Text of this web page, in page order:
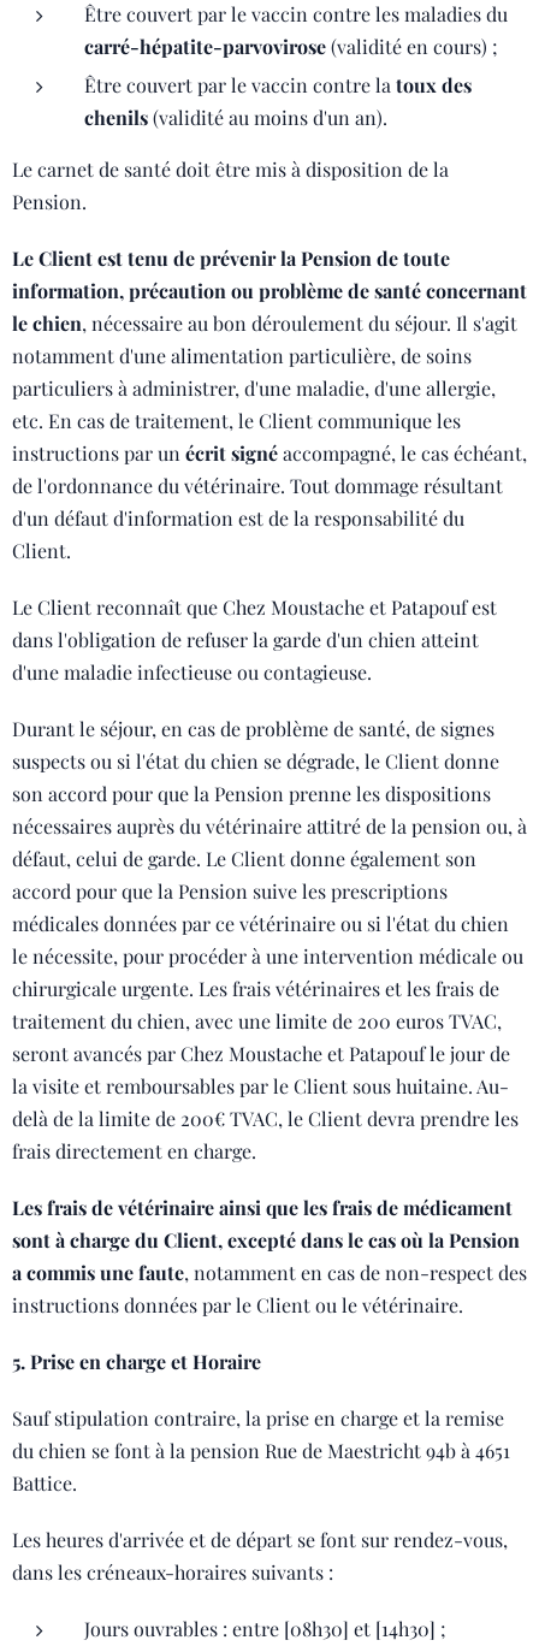
Être couvert par le vaccin contre les maladies du
carré-hépatite-parvovirose(validité en cours) ;
Être couvert par le vaccin contre la toux des
chenils(validité au moins d'un an).
Le carnet de santé doit être mis à disposition de la
Pension.
Le Client est tenu de prévenir la Pension de toute
information, précaution ou problème de santé concernant
le chien, nécessaire au bon déroulement du séjour. Il s'agit
notamment d'une alimentation particulière, de soins
particuliers à administrer, d'une maladie, d'une allergie,
etc. En cas de traitement, le Client communique les
instructions par un écrit signéaccompagné, le cas échéant,
de l'ordonnance du vétérinaire. Tout dommage résultant
d'un défaut d'information est de la responsabilité du
Client.
Le Client reconnaît que Chez Moustache et Patapouf est
dans l'obligation de refuser la garde d'un chien atteint
d'une maladie infectieuse ou contagieuse.
Durant le séjour, en cas de problème de santé, de signes
suspects ou si l'état du chien se dégrade, le Client donne
son accord pour que la Pension prenne les dispositions
nécessaires auprès du vétérinaire attitré de la pension ou, à
défaut, celui de garde. Le Client donne également son
accord pour que la Pension suive les prescriptions
médicales données par ce vétérinaire ou si l'état du chien
le nécessite, pour procéder à une intervention médicale ou
chirurgicale urgente. Les frais vétérinaires et les frais de
traitement du chien, avec une limite de 200 euros TVAC,
seront avancés par Chez Moustache et Patapouf le jour de
la visite et remboursables par le Client sous huitaine. Au-
delà de la limite de 200€ TVAC, le Client devra prendre les
frais directement en charge.
Les frais de vétérinaire ainsi que les frais de médicament
sont à charge du Client, excepté dans le cas où la Pension
a commis une faute, notamment en cas de non-respect des
instructions données par le Client ou le vétérinaire.
5. Prise en charge et Horaire
Sauf stipulation contraire, la prise en charge et la remise
du chien se font à la pension Rue de Maestricht 94b à 4651
Battice.
Les heures d'arrivée et de départ se font sur rendez-vous,
dans les créneaux-horaires suivants :
Jours ouvrables : entre [08h30] et [14h30] ;